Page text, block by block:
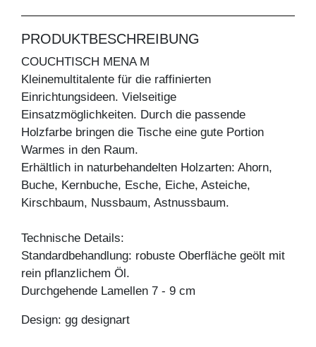
PRODUKTBESCHREIBUNG
COUCHTISCH MENA M
Kleinemultitalente für die raffinierten
Einrichtungsideen. Vielseitige
Einsatzmöglichkeiten. Durch die passende
Holzfarbe bringen die Tische eine gute Portion
Warmes in den Raum.
Erhältlich in naturbehandelten Holzarten: Ahorn,
Buche, Kernbuche, Esche, Eiche, Asteiche,
Kirschbaum, Nussbaum, Astnussbaum.
Technische Details:
Standardbehandlung: robuste Oberfläche geölt mit
rein pflanzlichem Öl.
Durchgehende Lamellen 7 - 9 cm
Design: gg designart